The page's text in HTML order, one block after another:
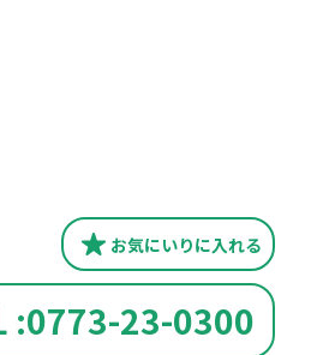
お気にいりに入れる
:0773-23-0300